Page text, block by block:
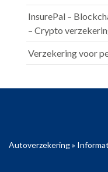
InsurePal –
– Crypto
Verzekering voor
Autoverzekering»